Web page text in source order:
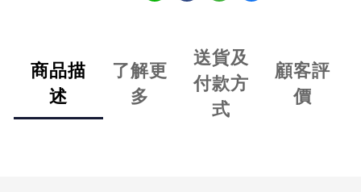
商品描
述
了解更
多
送貨及
付款方
式
顧客評
價